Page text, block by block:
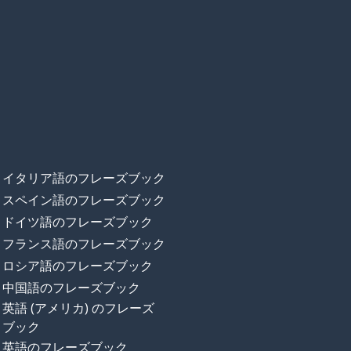
イタリア語のフレーズブック
スペイン語のフレーズブック
ドイツ語のフレーズブック
フランス語のフレーズブック
ロシア語のフレーズブック
中国語のフレーズブック
英語 (アメリカ) のフレーズ
ブック
英語のフレーズブック